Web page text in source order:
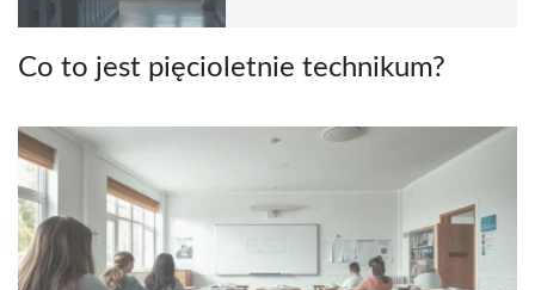
Co to jest pięcioletnie technikum?